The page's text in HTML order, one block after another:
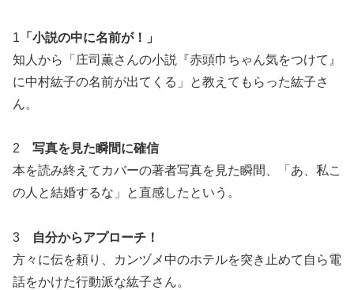
1 「小説の中に名前が！」
知人から「庄司薫さんの小説『赤頭巾ちゃん気をつけて』
に中村紘子の名前が出てくる」と教えてもらった紘子さ
ん。
2 写真を見た瞬間に確信
本を読み終えてカバーの著者写真を見た瞬間、「あ、私こ
の人と結婚するな」と直感したという。
3
自分からアプローチ！
方々に伝を頼り、カンヅメ中のホテルを突き止めて自ら電
話をかけた行動派な紘子さん。